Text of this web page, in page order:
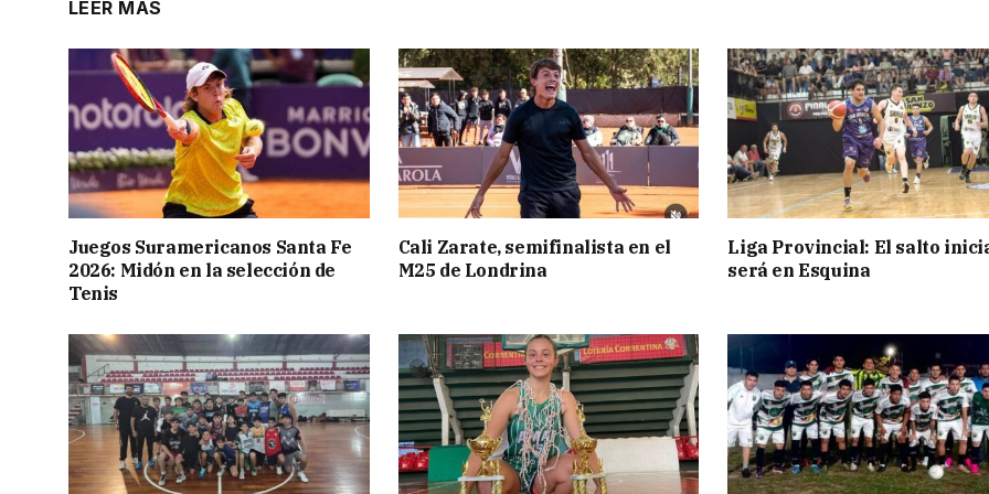
LEER MÁS
Juegos Suramericanos Santa Fe
2026: Midón en la selección de
Tenis
Cali Zarate, semifinalista en el
M25 de Londrina
Liga Provincial: El salto
será en Esquina